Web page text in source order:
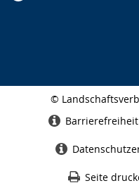
©
Barrierefreiheit
Seite